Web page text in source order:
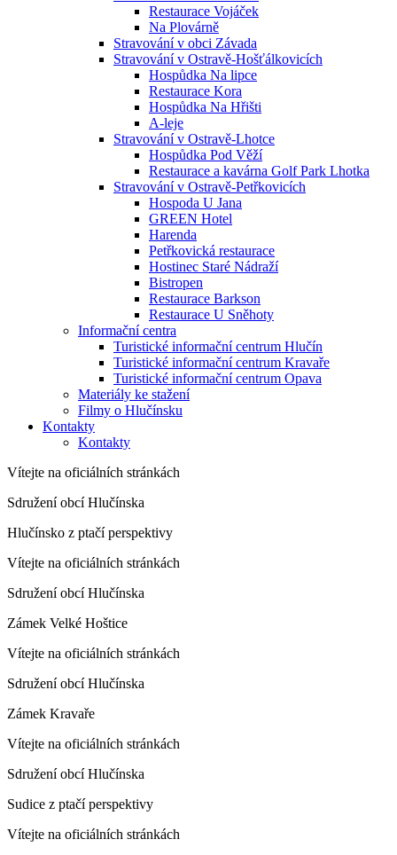
Restaurace Vojáček
Na Plovárně
Stravování v obci Závada
Stravování v Ostravě-Hošťálkovicích
Hospůdka Na lipce
Restaurace Kora
Hospůdka Na Hřišti
A-leje
Stravování v Ostravě-Lhotce
Hospůdka Pod Věží
Restaurace a kavárna Golf Park Lhotka
Stravování v Ostravě-Petřkovicích
Hospoda U Jana
GREEN Hotel
Harenda
Petřkovická restaurace
Hostinec Staré Nádraží
Bistropen
Restaurace Barkson
Restaurace U Sněhoty
Informační centra
Turistické informační centrum Hlučín
Turistické informační centrum Kravaře
Turistické informační centrum Opava
Materiály ke stažení
Filmy o Hlučínsku
Kontakty
Kontakty
Vítejte na oficiálních stránkách
Sdružení obcí Hlučínska
Hlučínsko z ptačí perspektivy
Vítejte na oficiálních stránkách
Sdružení obcí Hlučínska
Zámek Velké Hoštice
Vítejte na oficiálních stránkách
Sdružení obcí Hlučínska
Zámek Kravaře
Vítejte na oficiálních stránkách
Sdružení obcí Hlučínska
Sudice z ptačí perspektivy
Vítejte na oficiálních stránkách